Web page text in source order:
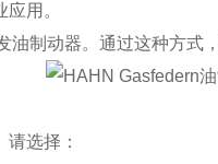
用。
油制动器。通过这种方式
选择：